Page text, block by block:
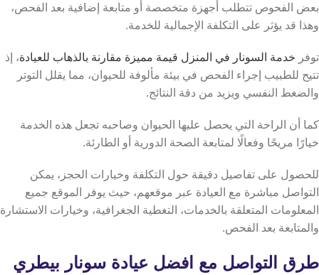
بعض الفحوص تتطلب أجهزة متخصصة أو متابعة إضافية بعد الفحص،
وهذا قد يؤثر على التكلفة الإجمالية للخدمة.
توفر خدمة السونار في المنزل قيمة مميزة مقارنة بالذهاب للعيادة، إذ
تتيح للطبيب إجراء الفحص في بيئة مألوفة للحيوان، مما يقلل التوتر
والضغط النفسي ويزيد من دقة النتائج.
كما أن الراحة التي يحصل عليها الحيوان وصاحبه تجعل هذه الخدمة
خيارًا مريحًا وفعالًا لمتابعة الصحة الدورية أو الطارئة.
للحصول على تفاصيل دقيقة حول التكلفة وخيارات الحجز، يمكن
التواصل مباشرة مع العيادة عبر موقعهم، حيث يوفر الموقع جميع
المعلومات المتعلقة بالخدمات، التغطية الجغرافية، وخيارات الاستشارة
والمتابعة بعد الفحص.
طرق التواصل مع افضل عيادة سونار بيطري